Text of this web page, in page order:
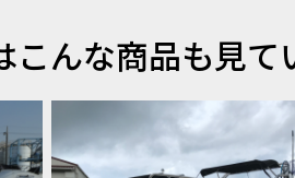
こんな商品も見て